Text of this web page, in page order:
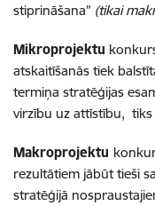
stiprināšana” (tikai
Mikroprojektu
atskaitīšanās tiek
termiņa stratēģijas
virzību uz attīstību,
Makroprojektu
rezultātiem jābūt tieši
stratēģijā